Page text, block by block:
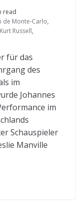
read
de Monte-Carlo,
Kurt Russell,
für das
des
im
Johannes
im
Schauspieler
Manville